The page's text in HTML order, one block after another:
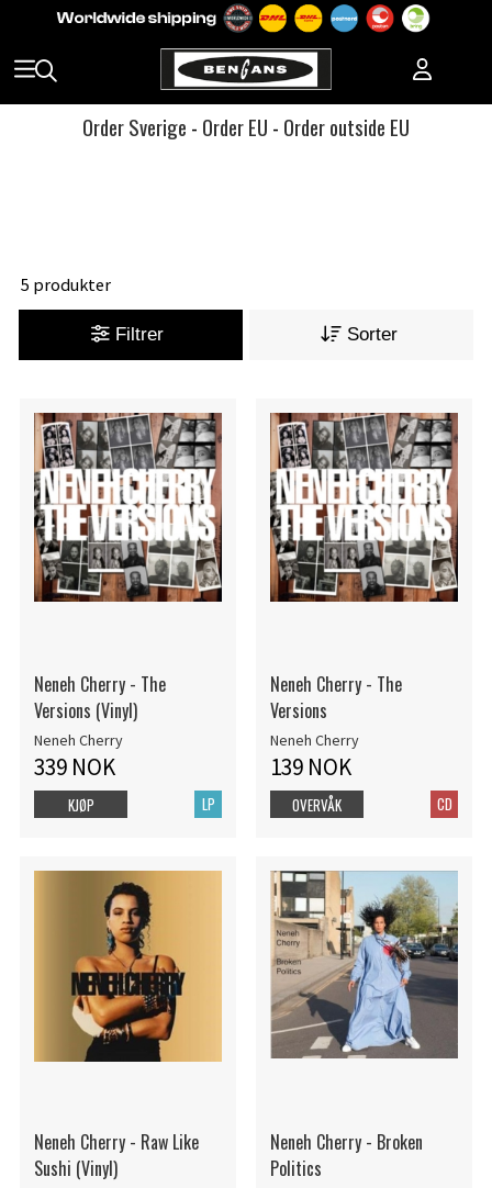
Order Sverige - Order EU - Order outside EU
5 produkter
Filtrer Sorter
Neneh Cherry - The
Versions (Vinyl)
Neneh Cherry
339 NOK
LP
KJØP
Neneh Cherry - The
Versions
Neneh Cherry
139 NOK
CD
OVERVÅK
Neneh Cherry - Raw Like
Sushi (Vinyl)
Neneh Cherry - Broken
Politics